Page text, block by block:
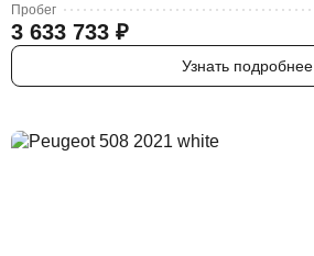
Пробег
3 633 733 ₽
Узнать подробнее